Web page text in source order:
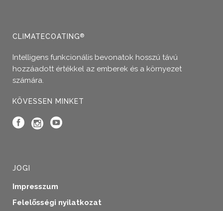
CLIMATECOATING®
Intelligens funkcionális bevonatok hosszú távú
hozzáadott értékkel az emberek és a környezet
számára.
KÖVESSEN MINKET
JOGI
Impresszum
Felelősségi nyilatkozat